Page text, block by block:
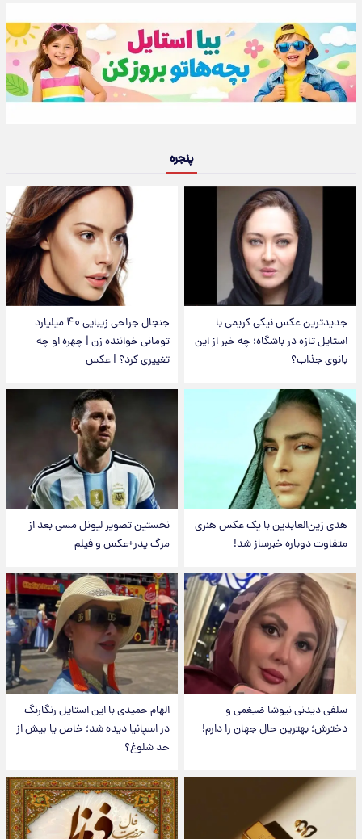
پنجره
جدیدترین عکس نیکی کریمی با
استایل تازه در باشگاه؛ چه خبر از این
بانوی جذاب؟
جنجال جراحی زیبایی ۴۰ میلیارد
تومانی خواننده زن | چهره او چه
تغییری کرد؟ | عکس
هدی زین‌العابدین با یک عکس هنری
متفاوت دوباره خبرساز شد!
نخستین تصویر لیونل مسی بعد از
مرگ پدر+عکس و فیلم
سلفی دیدنی نیوشا ضیغمی و
دخترش؛ بهترین حال جهان را دارم!
الهام حمیدی با این استایل رنگارنگ
در اسپانیا دیده شد؛ خاص یا بیش از
حد شلوغ؟